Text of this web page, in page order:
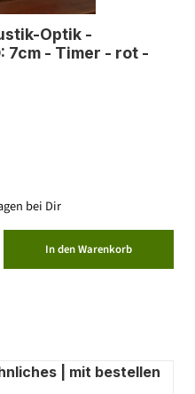
Optik -
7cm - Timer - rot -
bei Dir
In den Warenkorb
| mit bestellen